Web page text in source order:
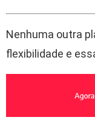
Nenhuma outra
flexibilidade e